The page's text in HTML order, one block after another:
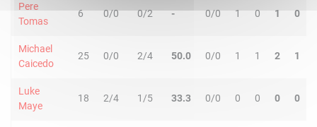
Pere
Tomas
6 0/0 0/2 - 0/0 1 0 1 0
Michael
Caicedo
25 0/0 2/4 50.0 0/0 1 1 2 1
Luke
Maye
18 2/4 1/5 33.3 0/0 0 0 0 0